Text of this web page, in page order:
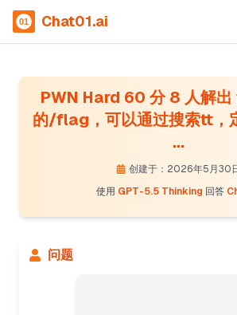
Chat01.ai
PWN Hard 60 分 8 人解
的/flag，可以通过搜索tt，
...
创建于：2026年5月30
使用 GPT-5.5 Thinking 回答
问题